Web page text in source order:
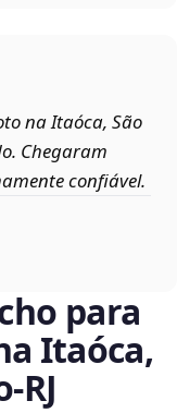
na Itaóca, São
Chegaram
confiável.
para
Itaóca,